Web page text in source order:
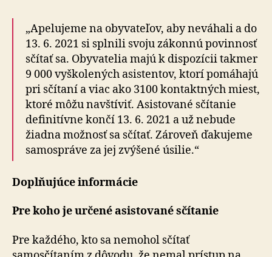
„Apelujeme na obyvateľov, aby neváhali a do
13. 6. 2021 si splnili svoju zákonnú povinnosť
sčítať sa. Obyvatelia majú k dispozícii takmer
9 000 vyškolených asistentov, ktorí pomáhajú
pri sčítaní a viac ako 3100 kontaktných miest,
ktoré môžu navštíviť. Asistované sčítanie
definitívne končí 13. 6. 2021 a už nebude
žiadna možnosť sa sčítať. Zároveň ďakujeme
samospráve za jej zvýšené úsilie.“
Doplňujúce informácie
Pre koho je určené asistované sčítanie
Pre každého, kto sa nemohol sčítať